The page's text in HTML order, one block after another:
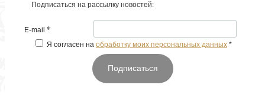
Подписаться на рассылку новостей:
E-mail *
Я согласен на обработку моих персональных данных *
Подписаться